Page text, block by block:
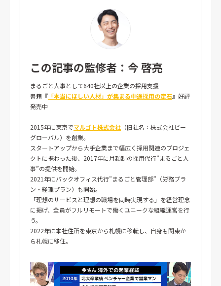
この記事の監修者：今 啓亮
まるごと人事として640社以上の企業の採用支援
書籍『 「本当にほしい人材」が集まる中途採用の定石』好評
発売中
2015年に東京でマルゴト株式会社 （旧社名：株式会社ビー
グローバル）を創業。
スタートアップから大手企業まで幅広く採用関連のプロジェ
クトに携わった後、2017年に月額制の採用代行”まるごと人
事”の提供を開始。
2021年にバックオフィス代行”まるごと管理部”（労務プラ
ン・経理プラン）も開始。
「理想のサービスと理想の職場を同時実現する」を経営理念
に掲げ、全員がフルリモートで働くユニークな組織運営を行
う。
2022年に本社住所を東京から札幌に移転し、自身も関東か
ら札幌に移住。